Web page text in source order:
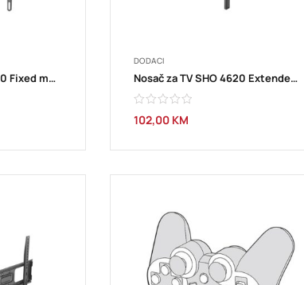
Nosač za TV SHO 4220 Fixed mount TV 37”-70” STELL
DODACI
Nosač za TV SHO 4620 Extended holder TV 37”- 70” STELL
102,00 KM